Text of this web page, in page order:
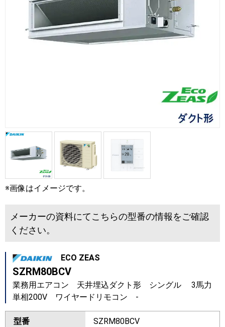
※画像はイメージです。
メーカーの資料にてこちらの型番の情報をご確認
ください。
ECO ZEAS
SZRM80BCV
業務用エアコン 天井埋込ダクト形 シングル 3馬力
単相200V ワイヤードリモコン -
型番 SZRM80BCV